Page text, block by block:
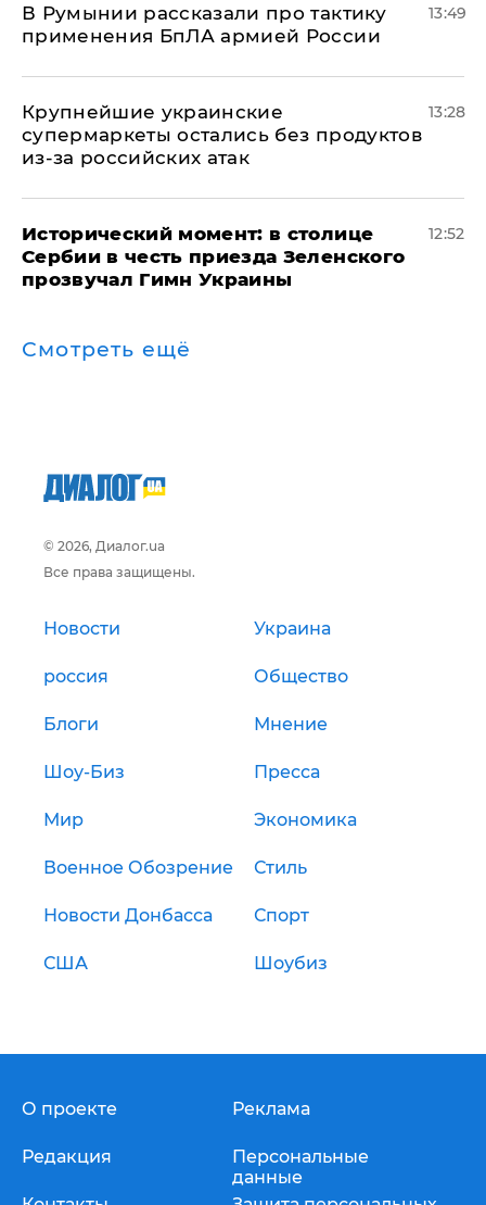
В Румынии рассказали про тактику
применения БпЛА армией России
13:49
Крупнейшие украинские
супермаркеты остались без продуктов
из-за российских атак
13:28
Исторический момент: в столице
Сербии в честь приезда Зеленского
прозвучал Гимн Украины
12:52
Смотреть ещё
© 2026, Диалог.ua
Все права защищены.
Новости Украина
россия Общество
Блоги Мнение
Шоу-Биз Пресса
Мир Экономика
Военное Обозрение Стиль
Новости Донбасса Спорт
США Шоубиз
О проекте
Редакция
Реклама
Персональные
данные